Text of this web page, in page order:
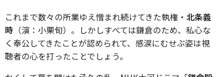
これまで数々の所業ゆえ憎まれ続けてきた執権・ 北条義
時 （演：小栗旬）。しかしすべては鎌倉のため、私心な
く奉公してきたことが認められて、感涙にむせぶ姿は視
聴者の心を打ったことでしょう。